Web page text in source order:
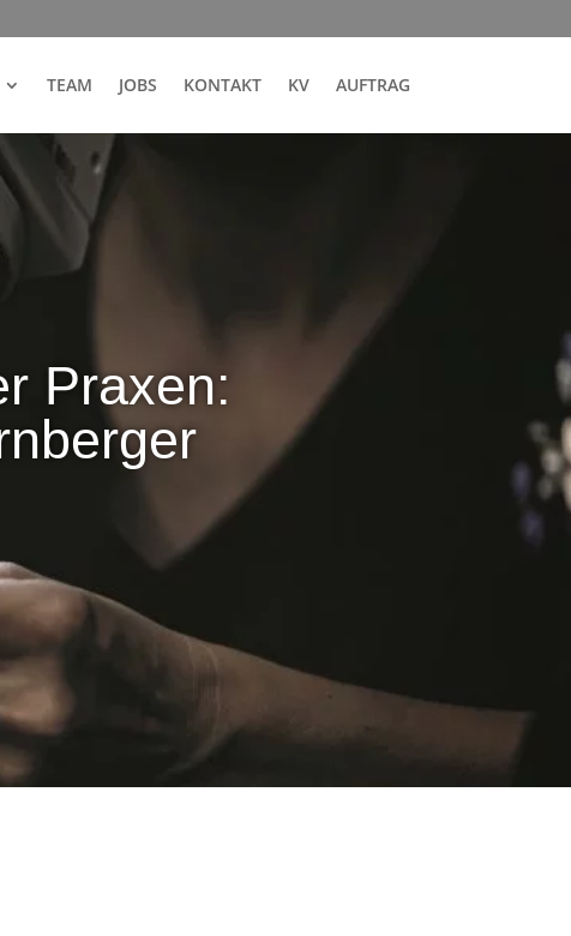
TEAM JOBS KONTAKT KV AUFTRAG
Praxen: